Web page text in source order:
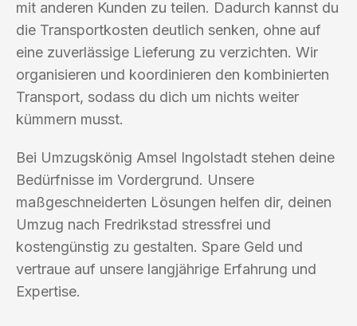
mit anderen Kunden zu teilen. Dadurch kannst du
die Transportkosten deutlich senken, ohne auf
eine zuverlässige Lieferung zu verzichten. Wir
organisieren und koordinieren den kombinierten
Transport, sodass du dich um nichts weiter
kümmern musst.
Bei Umzugskönig Amsel Ingolstadt stehen deine
Bedürfnisse im Vordergrund. Unsere
maßgeschneiderten Lösungen helfen dir, deinen
Umzug nach Fredrikstad stressfrei und
kostengünstig zu gestalten. Spare Geld und
vertraue auf unsere langjährige Erfahrung und
Expertise.